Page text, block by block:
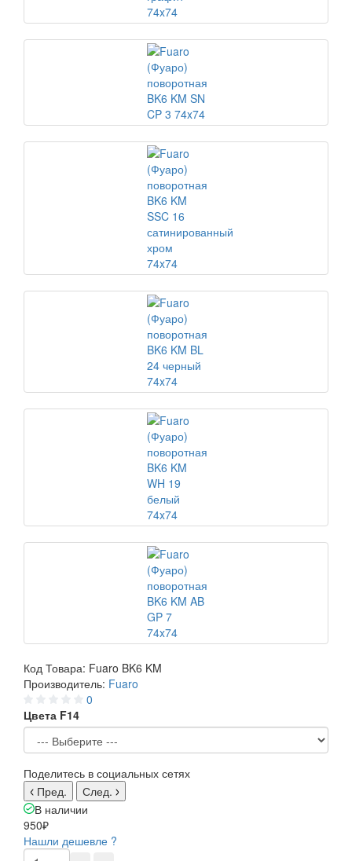
Код Товара: Fuaro BK6 KM
Производитель: Fuaro
0
Цвета F14
Поделитесь в социальных сетях
Пред.
След.
В наличии
950₽
Нашли дешевле ?